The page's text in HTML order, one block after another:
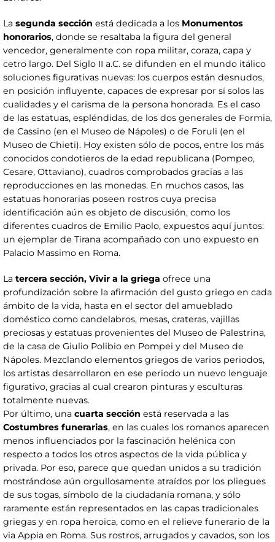
La segunda sección está dedicada a los Monumentos
honorarios, donde se resaltaba la figura del general
vencedor, generalmente con ropa militar, coraza, capa y
cetro largo. Del Siglo II a.C. se difunden en el mundo itálico
soluciones figurativas nuevas: los cuerpos están desnudos,
en posición influyente, capaces de expresar por sí solos las
cualidades y el carisma de la persona honorada. Es el caso
de las estatuas, espléndidas, de los dos generales de Formia,
de Cassino (en el Museo de Nápoles) o de Foruli (en el
Museo de Chieti). Hoy existen sólo de pocos, entre los más
conocidos condotieros de la edad republicana (Pompeo,
Cesare, Ottaviano), cuadros comprobados gracias a las
reproducciones en las monedas. En muchos casos, las
estatuas honorarias poseen rostros cuya precisa
identificación aún es objeto de discusión, como los
diferentes cuadros de Emilio Paolo, expuestos aquí juntos:
un ejemplar de Tirana acompañado con uno expuesto en
Palacio Massimo en Roma.
La tercera sección, Vivir a la griega ofrece una
profundización sobre la afirmación del gusto griego en cada
ámbito de la vida, hasta en el sector del amueblado
doméstico como candelabros, mesas, crateras, vajillas
preciosas y estatuas provenientes del Museo de Palestrina,
de la casa de Giulio Polibio en Pompei y del Museo de
Nápoles. Mezclando elementos griegos de varios periodos,
los artistas desarrollaron en ese periodo un nuevo lenguaje
figurativo, gracias al cual crearon pinturas y esculturas
totalmente nuevas.
Por último, una cuarta sección está reservada a las
Costumbres funerarias, en las cuales los romanos aparecen
menos influenciados por la fascinación helénica con
respecto a todos los otros aspectos de la vida pública y
privada. Por eso, parece que quedan unidos a su tradición
mostrándose aún orgullosamente atraídos por los pliegues
de sus togas, símbolo de la ciudadanía romana, y sólo
raramente están representados en las capas tradicionales
griegas y en ropa heroica, como en el relieve funerario de la
via Appia en Roma. Sus rostros, arrugados y cavados, son los